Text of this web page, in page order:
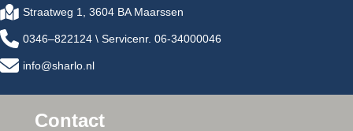
Straatweg 1, 3604 BA Maarssen
0346–822124 \ Servicenr. 06-34000046
info@sharlo.nl
Contact